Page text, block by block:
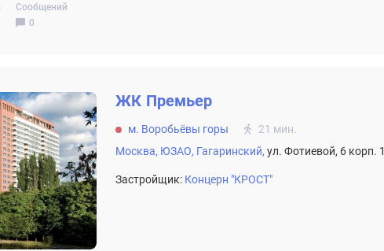
Сообщений
0
ЖК Премьер
м. Воробьёвы горы
21 мин.
Москва, ЮЗАО, Гагаринский, ул. Фотиевой, 6 корп. 1
Застройщик: Концерн "КРОСТ"